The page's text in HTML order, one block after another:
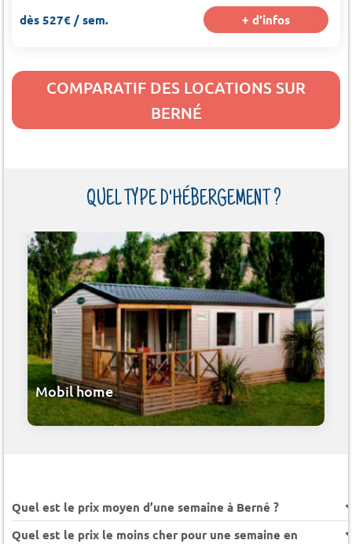
dès 527€ / sem. + d'infos
COMPARATIF DES LOCATIONS SUR
BERNÉ
QUEL TYPE D'HÉBERGEMENT ?
Mobil home
Quel est le prix moyen d’une semaine à Berné ?
Quel est le prix le moins cher pour une semaine en